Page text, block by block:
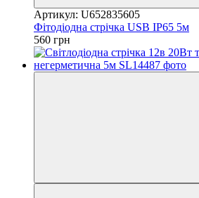
Артикул: U652835605
Фітодіодна стрічка USB IP65 5м
560 грн